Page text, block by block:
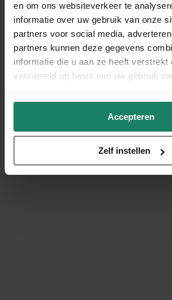
en om ons websiteverkeer te
informatie over uw gebruik van onze
partners voor social media,
partners kunnen deze gegevens
informatie die u aan ze heeft verstrekt
verzameld op basis van uw gebruik
Accepteren
Zelf instellen